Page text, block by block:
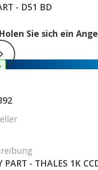
- D51 BD
Holen Sie sich ein
PART - THALES 1K